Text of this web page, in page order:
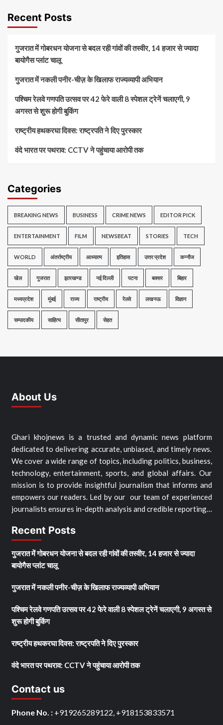
Recent Posts
गुजरात में गोबरधन योजना से बदल रही गांवों की तस्वीर, 14 हजार से ज्यादा
बायोगैस प्लांट चालू
गुजरात में नकली पनीर-चीज़ के खिलाफ राज्यव्यापी अभियान
पश्चिम रेलवे गणपति उत्सव पर 42 फेरे वाली 8 स्पेशल ट्रेनें चलाएगी, 9
अगस्त से शुरू होगी बुकिंग
राष्ट्रीय हथकरघा दिवस: राष्ट्रपति ने दिए पुरस्कार
वंदे भारत पर पथराव: CCTV ने पहुंचाया आरोपी तक
Categories
BREAKING NEWS BUSINESS CRIME NEWS EDITOR PICK
ENTERTAINMENT FILM NEWSBEAT STORIES TECH
WORLD अंतर्राष्ट्रीय आध्यात्म इतिहास उत्तर प्रदेश कन्नौज
खेल गुजरात झारखण्ड नई दिल्ली पटना बक्सर बिहार
मध्यप्रदेश मुंबई राज्य राष्ट्रीय रेलवे लखनऊ विज्ञान
सम्पादकीय साहित्य सीतापुर सेहत
About Us
Ghari khojnews is a trusted and dynamic news platform
dedicated to delivering accurate, unbiased, and timely news.
We cover a wide range of topics, including politics, business,
technology, entertainment, sports, and global affairs. Our
mission is to provide insightful journalism that informs and
empowers our readers. Led by our our team of experienced
journalists ensures in-depth analysis and credible reporting…
Recent Posts
गुजरात में गोबरधन योजना से बदल रही गांवों की तस्वीर, 14 हजार से ज्यादा
बायोगैस प्लांट चालू
गुजरात में नकली पनीर-चीज़ के खिलाफ राज्यव्यापी अभियान
पश्चिम रेलवे गणपति उत्सव पर 42 फेरे वाली 8 स्पेशल ट्रेनें चलाएगी, 9 अगस्त से
शुरू होगी बुकिंग
राष्ट्रीय हथकरघा दिवस: राष्ट्रपति ने दिए पुरस्कार
वंदे भारत पर पथराव: CCTV ने पहुंचाया आरोपी तक
Contact us
Phone No. : +919265289122, +918153833571